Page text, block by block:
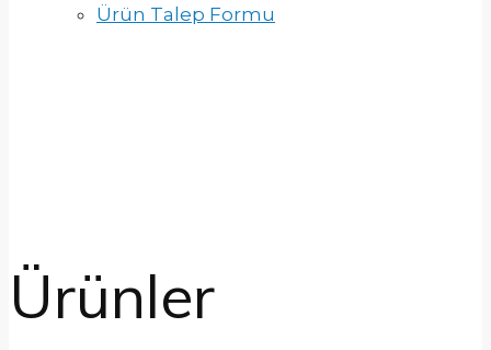
Ürün Talep Formu
Ürünler